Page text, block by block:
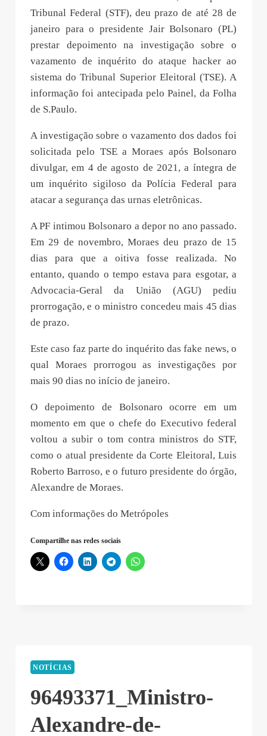
Tribunal Federal (STF), deu prazo de até 28 de
janeiro para o presidente Jair Bolsonaro (PL)
prestar depoimento na investigação sobre o
vazamento de inquérito do ataque hacker ao
sistema do Tribunal Superior Eleitoral (TSE). A
informação foi antecipada pelo Painel, da Folha
de S.Paulo.
A investigação sobre o vazamento dos dados foi
solicitada pelo TSE a Moraes após Bolsonaro
divulgar, em 4 de agosto de 2021, a íntegra de
um inquérito sigiloso da Polícia Federal para
atacar a segurança das urnas eletrônicas.
A PF intimou Bolsonaro a depor no ano passado.
Em 29 de novembro, Moraes deu prazo de 15
dias para que a oitiva fosse realizada. No
entanto, quando o tempo estava para esgotar, a
Advocacia-Geral da União (AGU) pediu
prorrogação, e o ministro concedeu mais 45 dias
de prazo.
Este caso faz parte do inquérito das fake news, o
qual Moraes prorrogou as investigações por
mais 90 dias no início de janeiro.
O depoimento de Bolsonaro ocorre em um
momento em que o chefe do Executivo federal
voltou a subir o tom contra ministros do STF,
como o atual presidente da Corte Eleitoral, Luis
Roberto Barroso, e o futuro presidente do órgão,
Alexandre de Moraes.
Com informações do Metrópoles
Compartilhe nas redes sociais
NOTÍCIAS
96493371_Ministro-
Alexandre-de-